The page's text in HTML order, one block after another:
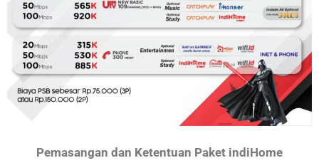
Pemasangan dan Ketentuan Paket indiHome